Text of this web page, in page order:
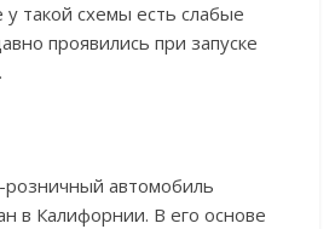
такой схемы есть слабые
проявились при запуске
автомобиль
в Калифорнии. В его основе